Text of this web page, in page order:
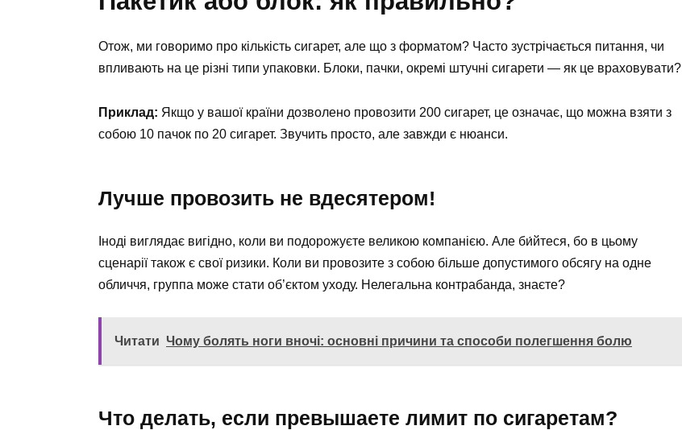
Отож, ми говоримо про кількість сигарет, але що з форматом? Часто зустрічається питання, чи
впливають на це різні типи упаковки. Блоки, пачки, окремі штучні сигарети — як це враховувати?
Приклад: Якщо у вашої країни дозволено провозити 200 сигарет, це означає, що можна взяти з
собою 10 пачок по 20 сигарет. Звучить просто, але завжди є нюанси.
Лучше провозить не вдесятером!
Іноді виглядає вигідно, коли ви подорожуєте великою компанією. Але би́йтеся, бо в цьому
сценарії також є свої ризики. Коли ви провозите з собою більше допустимого обсягу на одне
обличчя, группа може стати об’єктом уходу. Нелегальна контрабанда, знаєте?
Читати Чому болять ноги вночі: основні причини та способи полегшення болю
Что делать, если превышаете лимит по сигаретам?